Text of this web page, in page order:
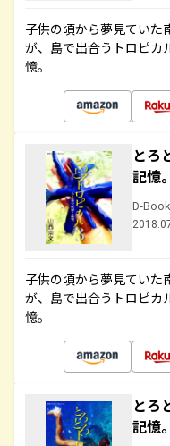
子供の頃から夢見ていた
が、島で出合うトロピカ
憶。
とろ
記憶
D-
子供の頃から夢見ていた
が、島で出合うトロピカ
憶。
とろ
記憶